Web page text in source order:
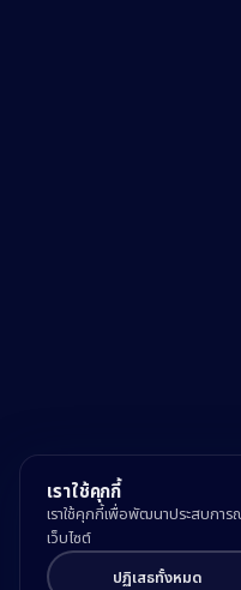
เราใช้คุกกี้
เราใช้คุกกี้เพื่อพัฒนาประสบกา
เว็บไซต์
ปฏิเสธทั้งหมด